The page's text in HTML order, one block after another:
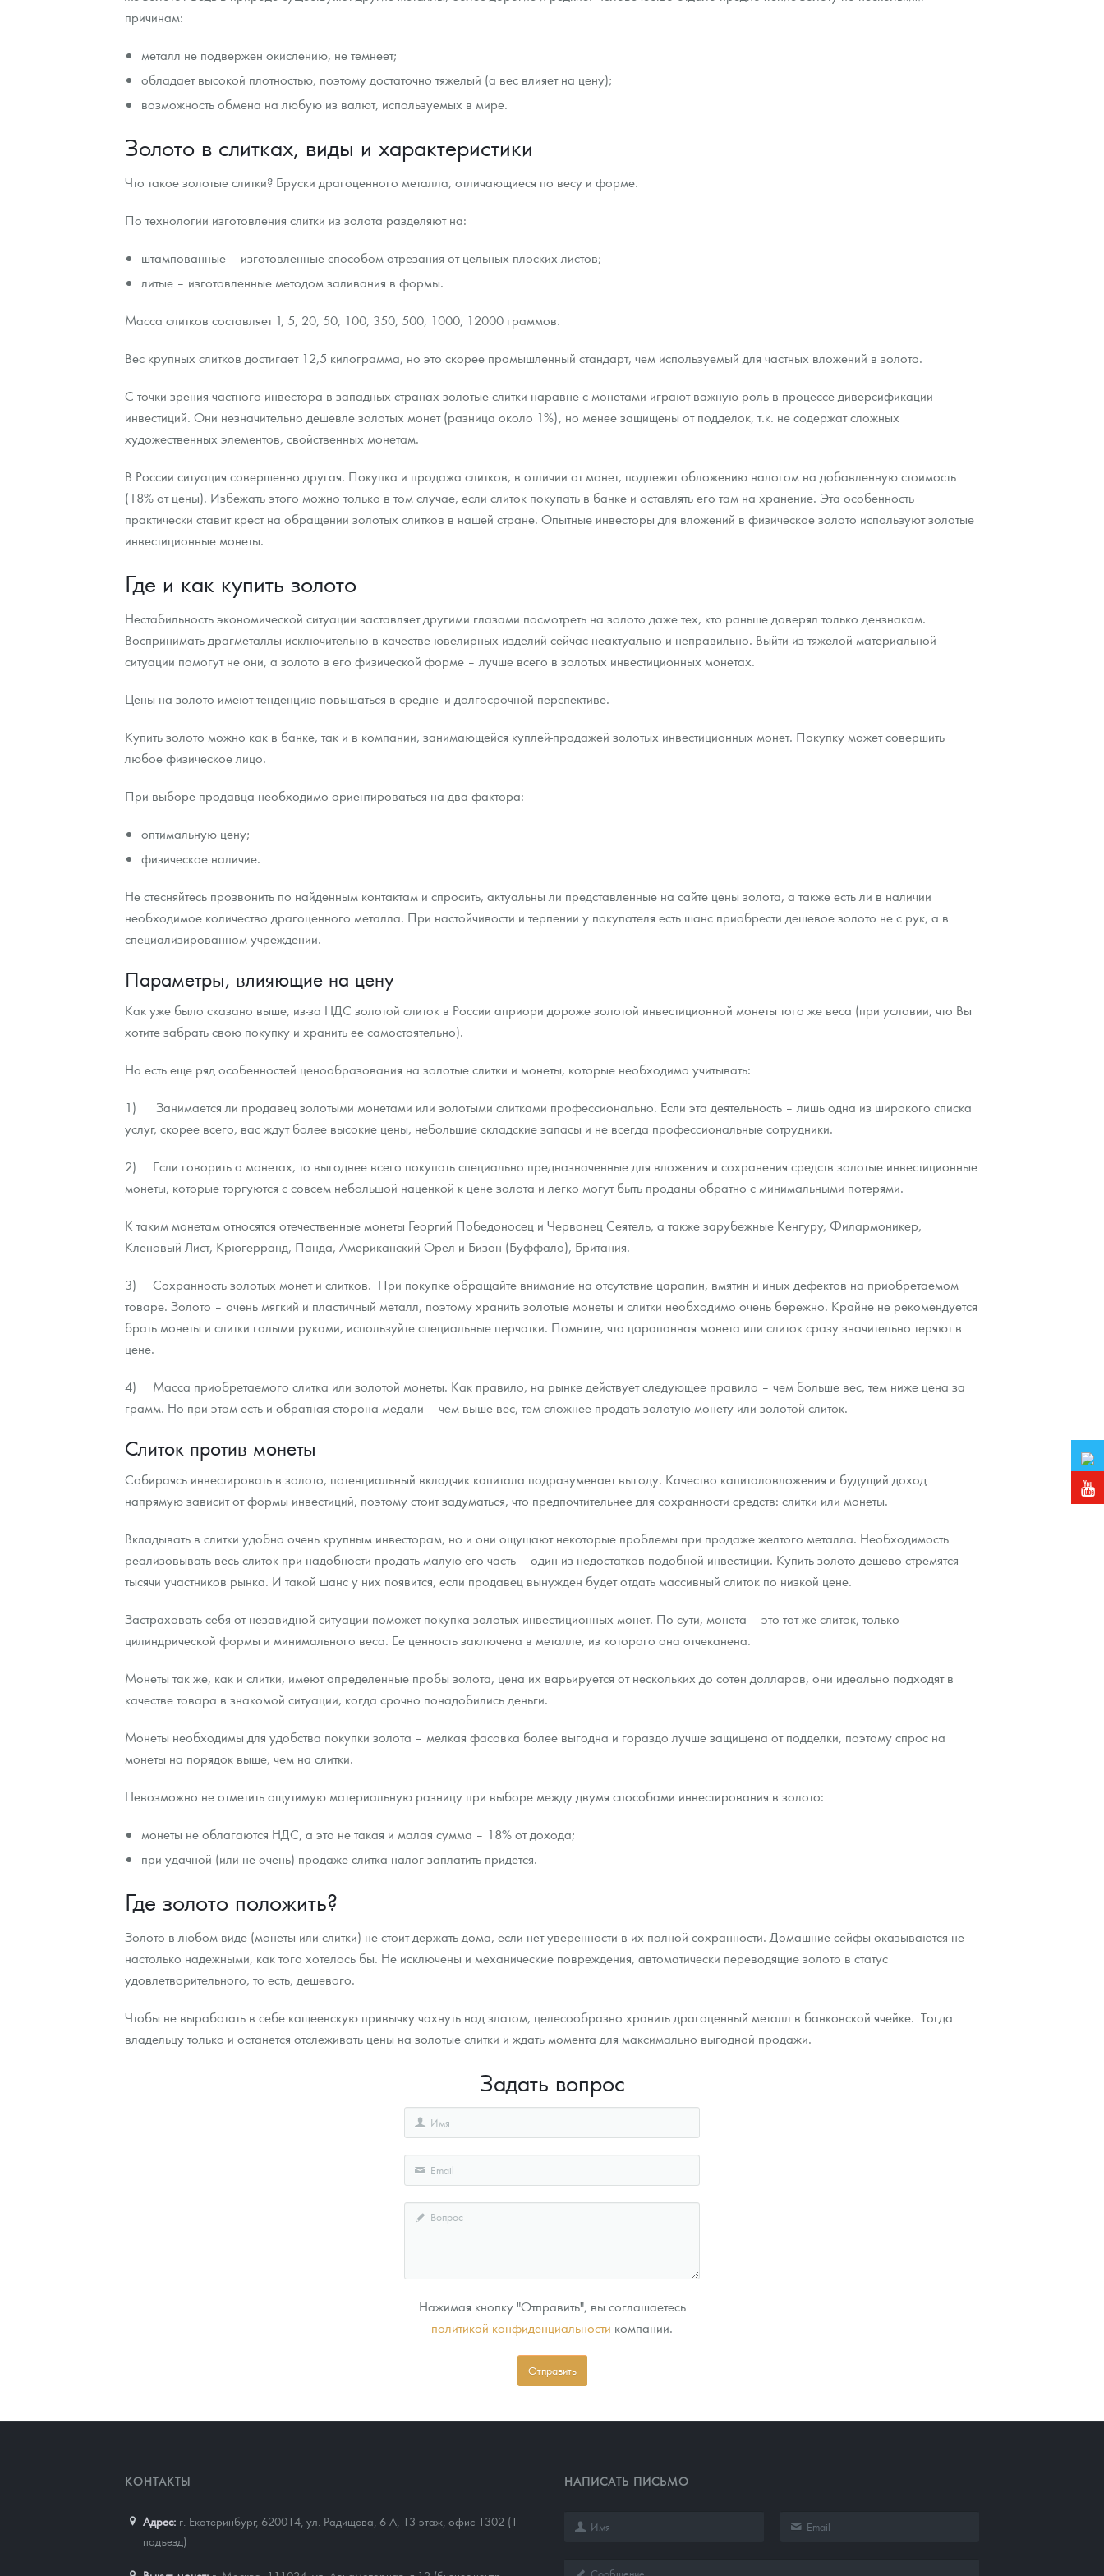
Золотые слитки
Аксессуары
Гарри Поттер
Год Лошади
Флот: ледоколы и корабли
Ювелирные изделия
Русская нумизматика
Золотая карманная галерея
Наборы подарочных и коллекционных монет
Монеты и жетоны из недрагоценных металлов
Книги по нумизматике
Выкуп серебряных монет
Вопрос - ответ
Памятка для работы с монетами из драгметаллов
Условия возврата
Монеты
Политика конфиденциальности
Положение по обработке и защите персональных данных
Георгий Победоносец - динамика цен
Лом выкуп
Скупка слитков
О нас
Наши преимущества
Письмо директору
Пресс-служба
причинам:
металл не подвержен окислению, не темнеет;
обладает высокой плотностью, поэтому достаточно тяжелый (а вес влияет на цену);
возможность обмена на любую из валют, используемых в мире.
Золото в слитках, виды и характеристики
Что такое золотые слитки? Бруски драгоценного металла, отличающиеся по весу и форме.
По технологии изготовления слитки из золота разделяют на:
штампованные – изготовленные способом отрезания от цельных плоских листов;
литые – изготовленные методом заливания в формы.
Масса слитков составляет 1, 5, 20, 50, 100, 350, 500, 1000, 12000 граммов.
Вес крупных слитков достигает 12,5 килограмма, но это скорее промышленный стандарт, чем используемый для частных вложений в золото.
С точки зрения частного инвестора в западных странах золотые слитки наравне с монетами играют важную роль в процессе диверсификации
инвестиций. Они незначительно дешевле золотых монет (разница около 1%), но менее защищены от подделок, т.к. не содержат сложных
художественных элементов, свойственных монетам.
В России ситуация совершенно другая. Покупка и продажа слитков, в отличии от монет, подлежит обложению налогом на добавленную стоимость
(18% от цены). Избежать этого можно только в том случае, если слиток покупать в банке и оставлять его там на хранение. Эта особенность
практически ставит крест на обращении золотых слитков в нашей стране. Опытные инвесторы для вложений в физическое золото используют золотые
инвестиционные монеты.
Где и как купить золото
Нестабильность экономической ситуации заставляет другими глазами посмотреть на золото даже тех, кто раньше доверял только дензнакам.
Воспринимать драгметаллы исключительно в качестве ювелирных изделий сейчас неактуально и неправильно. Выйти из тяжелой материальной
ситуации помогут не они, а золото в его физической форме – лучше всего в золотых инвестиционных монетах.
Цены на золото имеют тенденцию повышаться в средне- и долгосрочной перспективе.
Купить золото можно как в банке, так и в компании, занимающейся куплей-продажей золотых инвестиционных монет. Покупку может совершить
любое физическое лицо.
При выборе продавца необходимо ориентироваться на два фактора:
оптимальную цену;
физическое наличие.
Не стесняйтесь прозвонить по найденным контактам и спросить, актуальны ли представленные на сайте цены золота, а также есть ли в наличии
необходимое количество драгоценного металла. При настойчивости и терпении у покупателя есть шанс приобрести дешевое золото не с рук, а в
специализированном учреждении.
Параметры, влияющие на цену
Как уже было сказано выше, из-за НДС золотой слиток в России априори дороже золотой инвестиционной монеты того же веса (при условии, что Вы
хотите забрать свою покупку и хранить ее самостоятельно).
Но есть еще ряд особенностей ценообразования на золотые слитки и монеты, которые необходимо учитывать:
1) Занимается ли продавец золотыми монетами или золотыми слитками профессионально. Если эта деятельность – лишь одна из широкого списка
услуг, скорее всего, вас ждут более высокие цены, небольшие складские запасы и не всегда профессиональные сотрудники.
2) Если говорить о монетах, то выгоднее всего покупать специально предназначенные для вложения и сохранения средств золотые инвестиционные
монеты, которые торгуются с совсем небольшой наценкой к цене золота и легко могут быть проданы обратно с минимальными потерями.
К таким монетам относятся отечественные монеты Георгий Победоносец и Червонец Сеятель, а также зарубежные Кенгуру, Филармоникер,
Кленовый Лист, Крюгерранд, Панда, Американский Орел и Бизон (Буффало), Британия.
3) Сохранность золотых монет и слитков. При покупке обращайте внимание на отсутствие царапин, вмятин и иных дефектов на приобретаемом
товаре. Золото – очень мягкий и пластичный металл, поэтому хранить золотые монеты и слитки необходимо очень бережно. Крайне не рекомендуется
брать монеты и слитки голыми руками, используйте специальные перчатки. Помните, что царапанная монета или слиток сразу значительно теряют в
цене.
4) Масса приобретаемого слитка или золотой монеты. Как правило, на рынке действует следующее правило – чем больше вес, тем ниже цена за
грамм. Но при этом есть и обратная сторона медали – чем выше вес, тем сложнее продать золотую монету или золотой слиток.
Слиток против монеты
Собираясь инвестировать в золото, потенциальный вкладчик капитала подразумевает выгоду. Качество капиталовложения и будущий доход
напрямую зависит от формы инвестиций, поэтому стоит задуматься, что предпочтительнее для сохранности средств: слитки или монеты.
Вкладывать в слитки удобно очень крупным инвесторам, но и они ощущают некоторые проблемы при продаже желтого металла. Необходимость
реализовывать весь слиток при надобности продать малую его часть – один из недостатков подобной инвестиции. Купить золото дешево стремятся
тысячи участников рынка. И такой шанс у них появится, если продавец вынужден будет отдать массивный слиток по низкой цене.
Застраховать себя от незавидной ситуации поможет покупка золотых инвестиционных монет. По сути, монета – это тот же слиток, только
цилиндрической формы и минимального веса. Ее ценность заключена в металле, из которого она отчеканена.
Монеты так же, как и слитки, имеют определенные пробы золота, цена их варьируется от нескольких до сотен долларов, они идеально подходят в
качестве товара в знакомой ситуации, когда срочно понадобились деньги.
Монеты необходимы для удобства покупки золота – мелкая фасовка более выгодна и гораздо лучше защищена от подделки, поэтому спрос на
монеты на порядок выше, чем на слитки.
Невозможно не отметить ощутимую материальную разницу при выборе между двумя способами инвестирования в золото:
монеты не облагаются НДС, а это не такая и малая сумма – 18% от дохода;
при удачной (или не очень) продаже слитка налог заплатить придется.
Где золото положить?
Золото в любом виде (монеты или слитки) не стоит держать дома, если нет уверенности в их полной сохранности. Домашние сейфы оказываются не
настолько надежными, как того хотелось бы. Не исключены и механические повреждения, автоматически переводящие золото в статус
удовлетворительного, то есть, дешевого.
Чтобы не выработать в себе кащеевскую привычку чахнуть над златом, целесообразно хранить драгоценный металл в банковской ячейке. Тогда
владельцу только и останется отслеживать цены на золотые слитки и ждать момента для максимально выгодной продажи.
Задать вопрос
Нажимая кнопку "Отправить", вы соглашаетесь
политикой конфиденциальности компании.
Отправить
КОНТАКТЫ
Адрес: г. Екатеринбург, 620014 ул. Радищева, 6 А, 13 этаж, офис 1302 (1
подъезд)
НАПИСАТЬ ПИСЬМО